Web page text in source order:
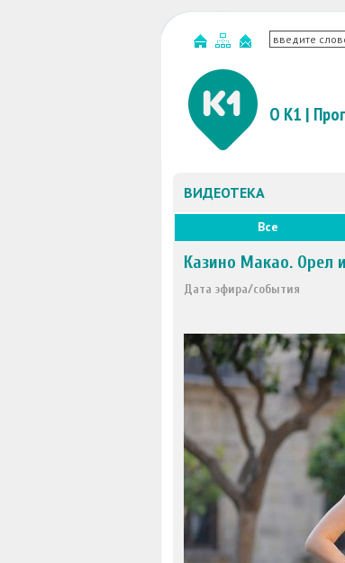
О К1 |
ВИДЕОТЕКА
Все
Казино Макао. Орел
Дата эфира/события